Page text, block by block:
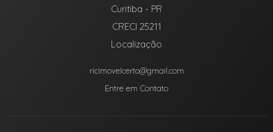
Curitiba - PR
CRECI 25211
Localização
ricimovelcerto@gmail.com
Entre em Contato